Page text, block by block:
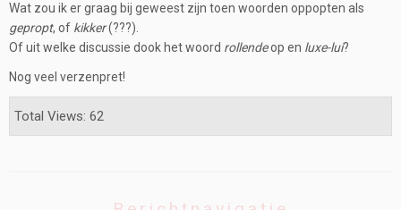
Wat zou ik er graag bij geweest zijn toen woorden oppopten als
gepropt, of kikker(???).
Of uit welke discussie dook het woord rollendeop en luxe-lui?
Nog veel verzenpret!
Total Views: 62